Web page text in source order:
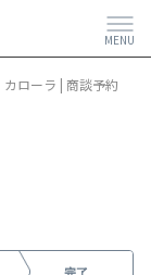
MENU
カローラ | 商談予約